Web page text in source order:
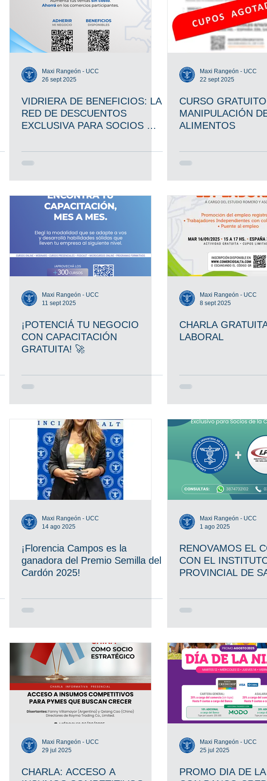
Maxi Rangeón - UCC
26 sept 2025
VIDRIERA DE BENEFICIOS: LA
RED DE DESCUENTOS
EXCLUSIVA PARA SOCIOS DE
Maxi Rangeón - UCC
22 sept 2025
CURSO
MANIPULACIÓN
ALIMENTOS
Maxi Rangeón - UCC
11 sept 2025
¡POTENCIÁ TU NEGOCIO
CON CAPACITACIÓN
GRATUITA! 🚀
Maxi Rangeón - UCC
8 sept 2025
CHARLA
LABORAL
Maxi Rangeón - UCC
14 ago 2025
¡Florencia Campos es la
ganadora del Premio Semilla del
Cardón 2025!
Maxi Rangeón - UCC
1 ago 2025
RENOVAMOS EL
CON EL
PROVINCIAL DE
Maxi Rangeón - UCC
29 jul 2025
CHARLA: ACCESO A
Maxi Rangeón - UCC
25 jul 2025
PROMO DIA DE